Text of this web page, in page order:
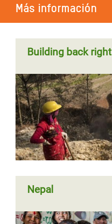
Más información
Building back right
Nepal